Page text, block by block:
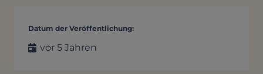
Datum der Veröffentlichung:
vor 5 Jahren